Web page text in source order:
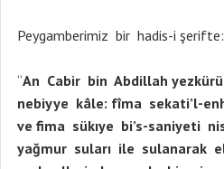
Peygamberimiz bir hadis-i şerifte:
“An Cabir bin Abdillah
nebiyye kâle: fîma sekati’l-
ve fima sükıye bi’s-saniyeti
yağmur suları ile sulanarak